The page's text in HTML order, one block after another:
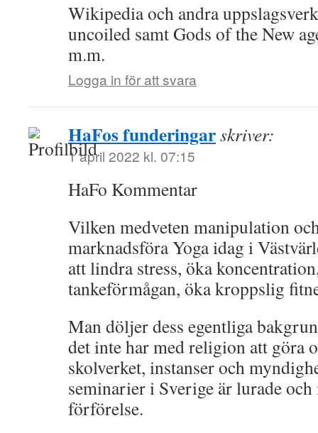
Wikipedia och andra
uncoiled samt Gods of the New
m.m.
Logga in för att svara
HaFos funderingarskriver:
1 april 2022 kl. 07:15
HaFo Kommentar
Vilken medveten manipulation
marknadsföra Yoga idag i
att lindra stress, öka
tankeförmågan, öka kroppslig
Man döljer dess egentliga
det inte har med religion att göra
skolverket, instanser och
seminarier i Sverige är lurade
förförelse.